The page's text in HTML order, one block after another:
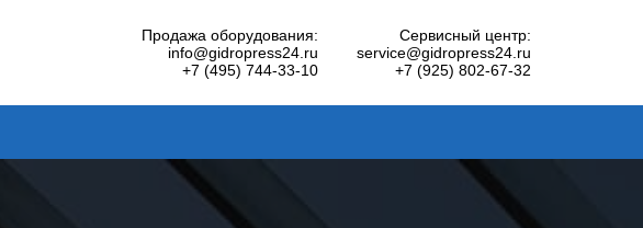
Продажа оборудования:
info@gidropress24.ru
+7 (495) 744-33-10
Сервисный центр:
service@gidropress24.ru
+7 (925) 802-67-32